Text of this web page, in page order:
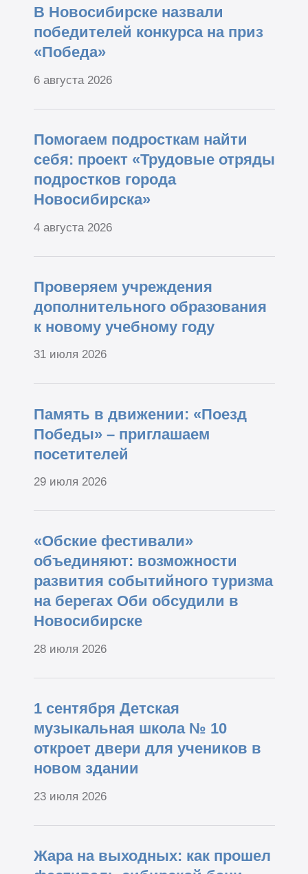
В Новосибирске назвали
победителей конкурса на приз
«Победа»
6 августа 2026
Помогаем подросткам найти
себя: проект «Трудовые отряды
подростков города
Новосибирска»
4 августа 2026
Проверяем учреждения
дополнительного образования
к новому учебному году
31 июля 2026
Память в движении: «Поезд
Победы» – приглашаем
посетителей
29 июля 2026
«Обские фестивали»
объединяют: возможности
развития событийного туризма
на берегах Оби обсудили в
Новосибирске
28 июля 2026
1 сентября Детская
музыкальная школа № 10
откроет двери для учеников в
новом здании
23 июля 2026
Жара на выходных: как прошел